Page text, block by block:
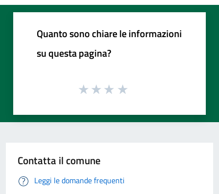
Quanto sono chiare le informazioni
su questa pagina?
Contatta il comune
Leggi le domande frequenti